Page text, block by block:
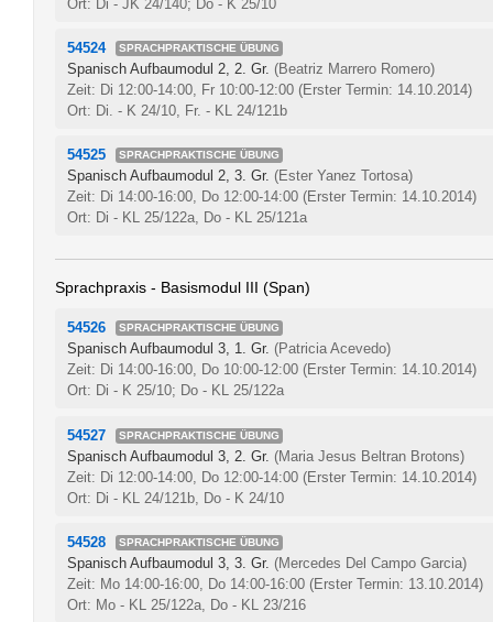
Ort: Di - JK 24/140; Do - K 25/10
54524 SPRACHPRAKTISCHE ÜBUNG
Spanisch Aufbaumodul 2, 2. Gr. (Beatriz Marrero Romero)
Zeit: Di 12:00-14:00, Fr 10:00-12:00 (Erster Termin: 14.10.2014)
Ort: Di. - K 24/10, Fr. - KL 24/121b
54525 SPRACHPRAKTISCHE ÜBUNG
Spanisch Aufbaumodul 2, 3. Gr. (Ester Yanez Tortosa)
Zeit: Di 14:00-16:00, Do 12:00-14:00 (Erster Termin: 14.10.2014)
Ort: Di - KL 25/122a, Do - KL 25/121a
Sprachpraxis - Basismodul III (Span)
54526 SPRACHPRAKTISCHE ÜBUNG
Spanisch Aufbaumodul 3, 1. Gr. (Patricia Acevedo)
Zeit: Di 14:00-16:00, Do 10:00-12:00 (Erster Termin: 14.10.2014)
Ort: Di - K 25/10; Do - KL 25/122a
54527 SPRACHPRAKTISCHE ÜBUNG
Spanisch Aufbaumodul 3, 2. Gr. (Maria Jesus Beltran Brotons)
Zeit: Di 12:00-14:00, Do 12:00-14:00 (Erster Termin: 14.10.2014)
Ort: Di - KL 24/121b, Do - K 24/10
54528 SPRACHPRAKTISCHE ÜBUNG
Spanisch Aufbaumodul 3, 3. Gr. (Mercedes Del Campo Garcia)
Zeit: Mo 14:00-16:00, Do 14:00-16:00 (Erster Termin: 13.10.2014)
Ort: Mo - KL 25/122a, Do - KL 23/216